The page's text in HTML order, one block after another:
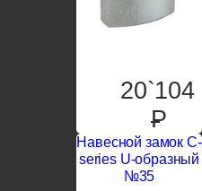
20`104
P
Навесной замок С-
series U-образный
№35